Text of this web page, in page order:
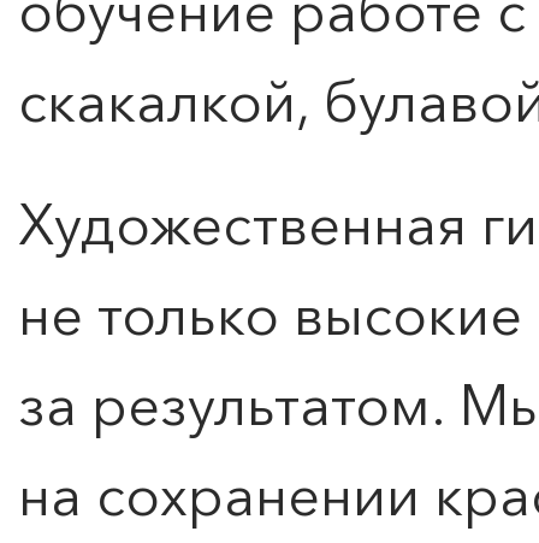
скакалкой,
Художественная
не только
за результатом.
на сохранении